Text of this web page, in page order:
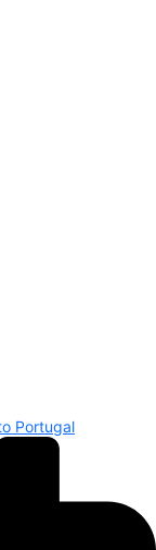
Portugal